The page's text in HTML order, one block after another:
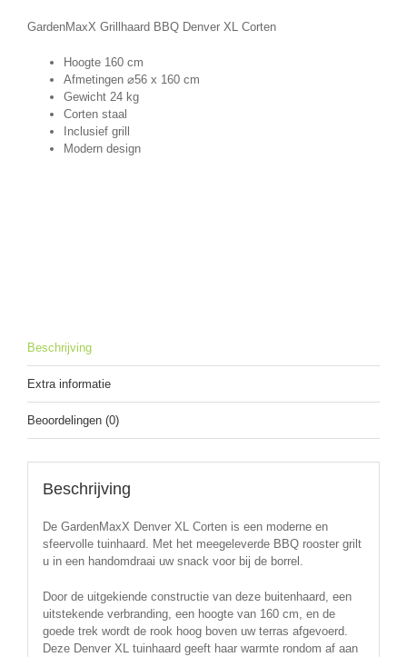
GardenMaxX Grillhaard BBQ Denver XL Corten
Hoogte 160 cm
Afmetingen ⌀56 x 160 cm
Gewicht 24 kg
Corten staal
Inclusief grill
Modern design
Beschrijving
Extra informatie
Beoordelingen (0)
Beschrijving
De GardenMaxX Denver XL Corten is een moderne en
sfeervolle tuinhaard. Met het meegeleverde BBQ rooster grilt
u in een handomdraai uw snack voor bij de borrel.
Door de uitgekiende constructie van deze buitenhaard, een
uitstekende verbranding, een hoogte van 160 cm, en de
goede trek wordt de rook hoog boven uw terras afgevoerd.
Deze Denver XL tuinhaard geeft haar warmte rondom af aan